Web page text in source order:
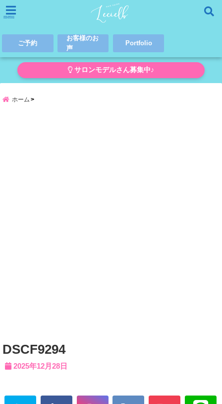
menu
ご予約
お客様のお
声
Portfolio
サロンモデルさん募集中♪
ホーム
DSCF9294
2025年12月28日